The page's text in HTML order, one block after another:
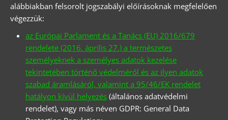
alábbiakban felsorolt jogszabályi előírásoknak megfelelően
végezzük:
az Európai Parlament és a Tanács (EU) 2016/679
rendelete (2016. április 27.) a természetes
személyeknek a személyes adatok kezelése
tekintetében történő védelméről és az ilyen adatok
szabad áramlásáról, valamint a 95/46/EK rendelet
hatályon kívül helyezés (általános adatvédelmi
rendelet), vagy más néven GDPR: General Data